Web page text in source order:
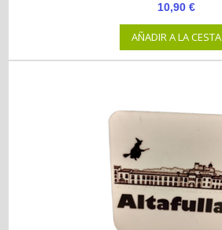
10,90 €
AÑADIR A LA CESTA